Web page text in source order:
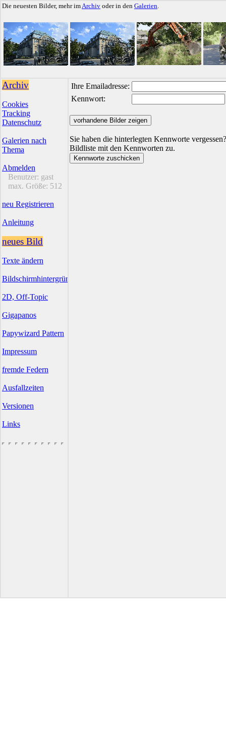
Die neuesten Bilder, mehr imArchiv oder in den Galerien.
Archiv
Cookies
Tracking
Datenschutz
Galerien nach
Thema
Abmelden
Benutzer: gast
max. Größe: 512
neu Registrieren
Anleitung
neues Bild
Texte ändern
Bildschirmhintergründe
2D, Off-Topic
Gigapanos
Papywizard Pattern
Impressum
fremde Federn
Ausfallzeiten
Versionen
Links
Ihre Emailadresse:
Kennwort:
Sie haben die hinterlegten Kennworte
Bildliste mit den Kennworten zu.